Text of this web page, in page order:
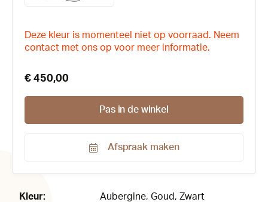
Deze kleur is momenteel niet op voorraad. Neem
contact met ons op voor meer informatie.
€ 450,00
Pas in de winkel
Afspraak maken
Kleur:
Aubergine, Goud, Zwart